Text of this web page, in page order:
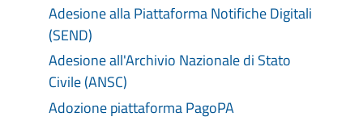
Adesione alla Piattaforma Notifiche Digitali
(SEND)
Adesione all'Archivio Nazionale di Stato
Civile (ANSC)
Adozione piattaforma PagoPA